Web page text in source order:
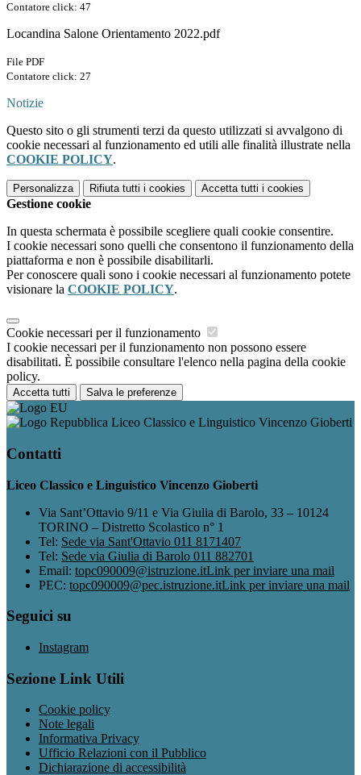
Contatore click: 47
Locandina Salone Orientamento 2022.pdf
File PDF
Contatore click: 27
Notizie
Questo sito o gli strumenti terzi da questo utilizzati si avvalgono di
cookie necessari al funzionamento ed utili alle finalità illustrate nella
COOKIE POLICY.
Personalizza Rifiuta tutti i cookies Accetta tutti i cookies
Gestione cookie
In questa schermata è possibile scegliere quali cookie consentire.
I cookie necessari sono quelli che consentono il funzionamento della
piattaforma e non è possibile disabilitarli.
Per conoscere quali sono i cookie necessari al funzionamento potete
visionare la COOKIE POLICY.
Cookie necessari per il funzionamento
I cookie necessari per il funzionamento non possono essere
disabilitati. È possibile consultare l'elenco nella pagina della cookie
policy.
Accetta tutti Salva le preferenze
Liceo Classico e Linguistico Vincenzo Gioberti
Contatti
Liceo Classico e Linguistico Vincenzo Gioberti
Via Sant’Ottavio 9/11 e Via Giulia di Barolo, 33 – 10124
TORINO – Distretto Scolastico n° 1
Tel: Sede via Sant'Ottavio 011 8171407
Tel: Sede via Giulia di Barolo 011 882701
Email: topc090009@istruzione.itLink per inviare una mail
PEC: topc090009@pec.istruzione.itLink per inviare una mail
Seguici su
Instagram
Sezione Link Utili
Cookie policy
Note legali
Informativa Privacy
Ufficio Relazioni con il Pubblico
Dichiarazione di accessibilità